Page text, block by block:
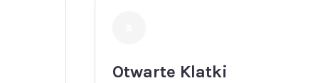
Otwarte Klatki